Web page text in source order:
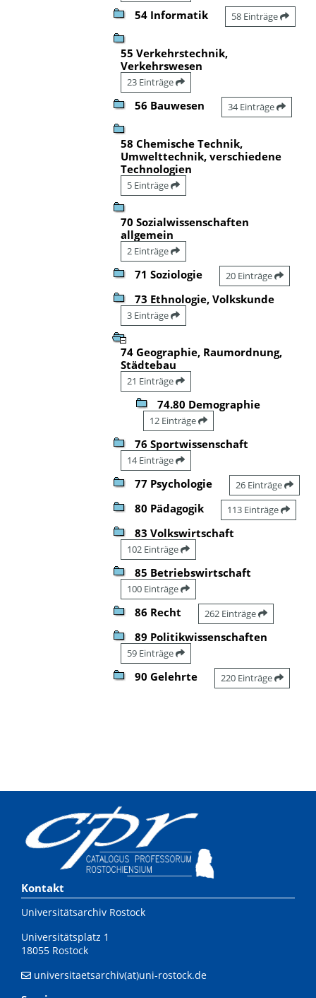
54 Informatik 58 Einträge
55 Verkehrstechnik,
Verkehrswesen
23 Einträge
56 Bauwesen 34 Einträge
58 Chemische Technik,
Umwelttechnik, verschiedene
Technologien
5 Einträge
70 Sozialwissenschaften
allgemein
2 Einträge
71 Soziologie 20 Einträge
73 Ethnologie, Volkskunde
3 Einträge
74 Geographie, Raumordnung,
Städtebau
21 Einträge
74.80 Demographie
12 Einträge
76 Sportwissenschaft
14 Einträge
77 Psychologie 26 Einträge
80 Pädagogik 113 Einträge
83 Volkswirtschaft
102 Einträge
85 Betriebswirtschaft
100 Einträge
86 Recht 262 Einträge
89 Politikwissenschaften
59 Einträge
90 Gelehrte 220 Einträge
Kontakt
Universitätsarchiv Rostock
Universitätsplatz 1
18055 Rostock
universitaetsarchiv(at)uni-rostock.de